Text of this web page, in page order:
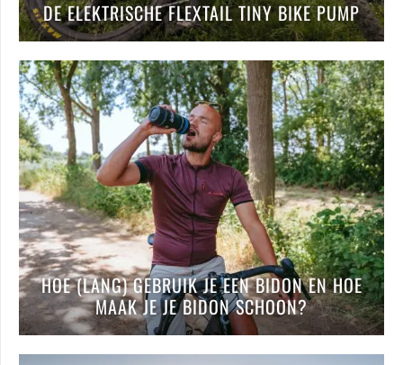
DE ELEKTRISCHE FLEXTAIL TINY BIKE PUMP
HOE (LANG) GEBRUIK JE EEN BIDON EN HOE
MAAK JE JE BIDON SCHOON?